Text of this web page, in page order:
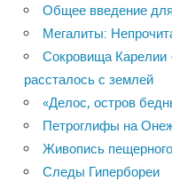
Общее введение
Мегалиты:
Сокровища
рассталось с землей
«Делос, остров
Петроглифы на
Живопись
Следы Гипербореи